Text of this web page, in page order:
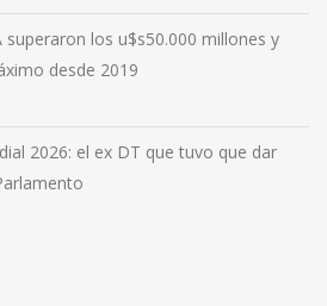
superaron los u$s50.000 millones y
desde 2019
2026: el ex DT que tuvo que dar